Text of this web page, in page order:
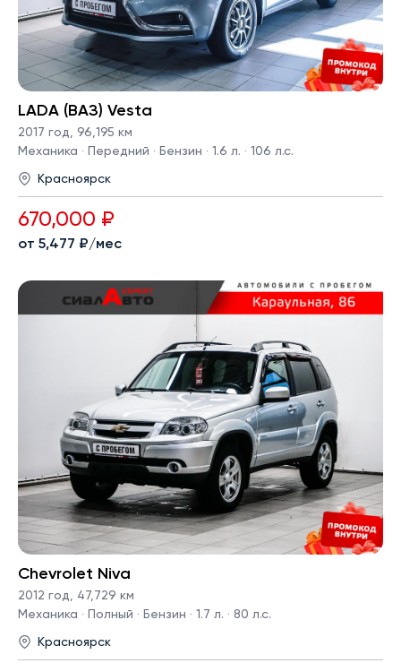
LADA (ВАЗ) Vesta
2017 год
96,195 км
Механика · Передний · Бензин · 1.6 л. · 106 л.с.
Красноярск
670,000 ₽
от 5,477 ₽/мес
Chevrolet Niva
2012 год, 47,729 км
Механика · Полный · Бензин · 1.7 л. · 80 л.с.
Красноярск